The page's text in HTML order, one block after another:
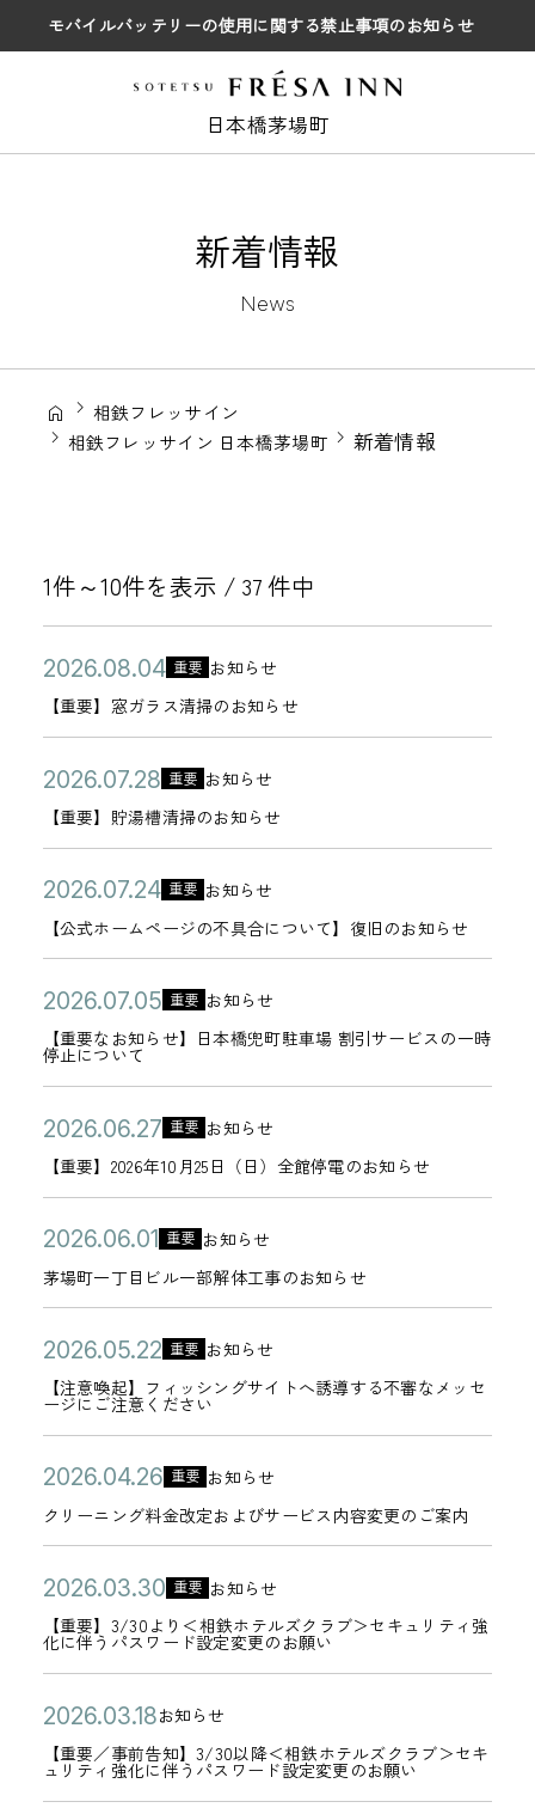
モバイルバッテリーの使用に関する禁止事項のお知らせ
日本橋茅場町
新着情報
News
相鉄フレッサイン
相鉄フレッサイン 日本橋茅場町
新着情報
1件～10件を表示 / 37件中
【重要】窓ガラス清掃のお知らせ
公
開
日
2
0
2
6
年
8
0
日
カ
テ
リ
ー
重要 お知らせ
【
重
要
】
窓
ガ
ラ
ス
清
の
お
知
ら
せ
【重要】貯湯槽清掃のお知らせ
公
開
日
2
0
2
6
年
7
2
8
日
カ
テ
リ
ー
重要 お知らせ
【
重
要
】
貯
湯
槽
清
掃
の
お
知
ら
せ
【公式ホームページの不具合について】復旧のお知らせ
公
開
日
2
0
2
6
年
0
7
月
2
4
日
カ
テ
リ
ー
重要 お知らせ
【
公
式
ホ
ー
ム
ペ
ー
ジ
の
不
具
合
に
つ
い
て
】
復
旧
の
お
知
ら
せ
【重要なお知らせ】日本橋兜町駐車場 割引サービスの一時
停止について
公
開
日
2
0
2
年
0
7
月
0
5
日
カ
テ
ゴ
リ
ー
重要 お知らせ
【
重
要
お
知
ら
せ
】
日
本
橋
兜
駐
車
場
割
引
サ
ビ
ス
の
【重要】2026年10月25日（日）全館停電のお知らせ
公
開
日
2
0
2
6
年
6
2
7
日
カ
テ
リ
ー
重要 お知らせ
【
重
要
】
2
0
2
6
年
1
0
月
2
5
日
（
日
）
全
館
茅場町一丁目ビル一部解体工事のお知らせ
公
開
日
2
0
2
6
年
0
6
月
0
1
日
カ
テ
リ
ー
重要 お知らせ
茅
場
町
一
丁
目
ビ
ル
一
部
解
体
工
の
お
知
【注意喚起】フィッシングサイトへ誘導する不審なメッセ
ージにご注意ください
公
開
日
2
0
年
0
5
月
2
2
カ
テ
ゴ
リ
ー
重要 お知らせ
【
注
意
起
】
フ
ィ
ッ
シ
グ
サ
イ
クリーニング料金改定およびサービス内容変更のご案内
公
開
日
2
0
2
6
年
0
4
月
2
カ
テ
リ
ー
重要 お知らせ
ク
リ
ー
ニ
ン
グ
料
金
改
定
【重要】3/30より＜相鉄ホテルズクラブ＞セキュリティ強
化に伴うパスワード設定変更のお願い
公
開
日
2
0
2
年
0
3
カ
テ
ゴ
リ
ー
重要 お知らせ
【
重
要
3
/
3
【重要／事前告知】3/30以降＜相鉄ホテルズクラブ＞セキ
ュリティ強化に伴うパスワード設定変更のお願い
公
開
日
2
0
2
カ
テ
ゴ
お知らせ
【
重
要